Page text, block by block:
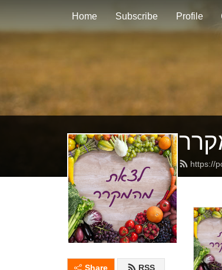
Home Subscribe Profile
https://
Share RSS